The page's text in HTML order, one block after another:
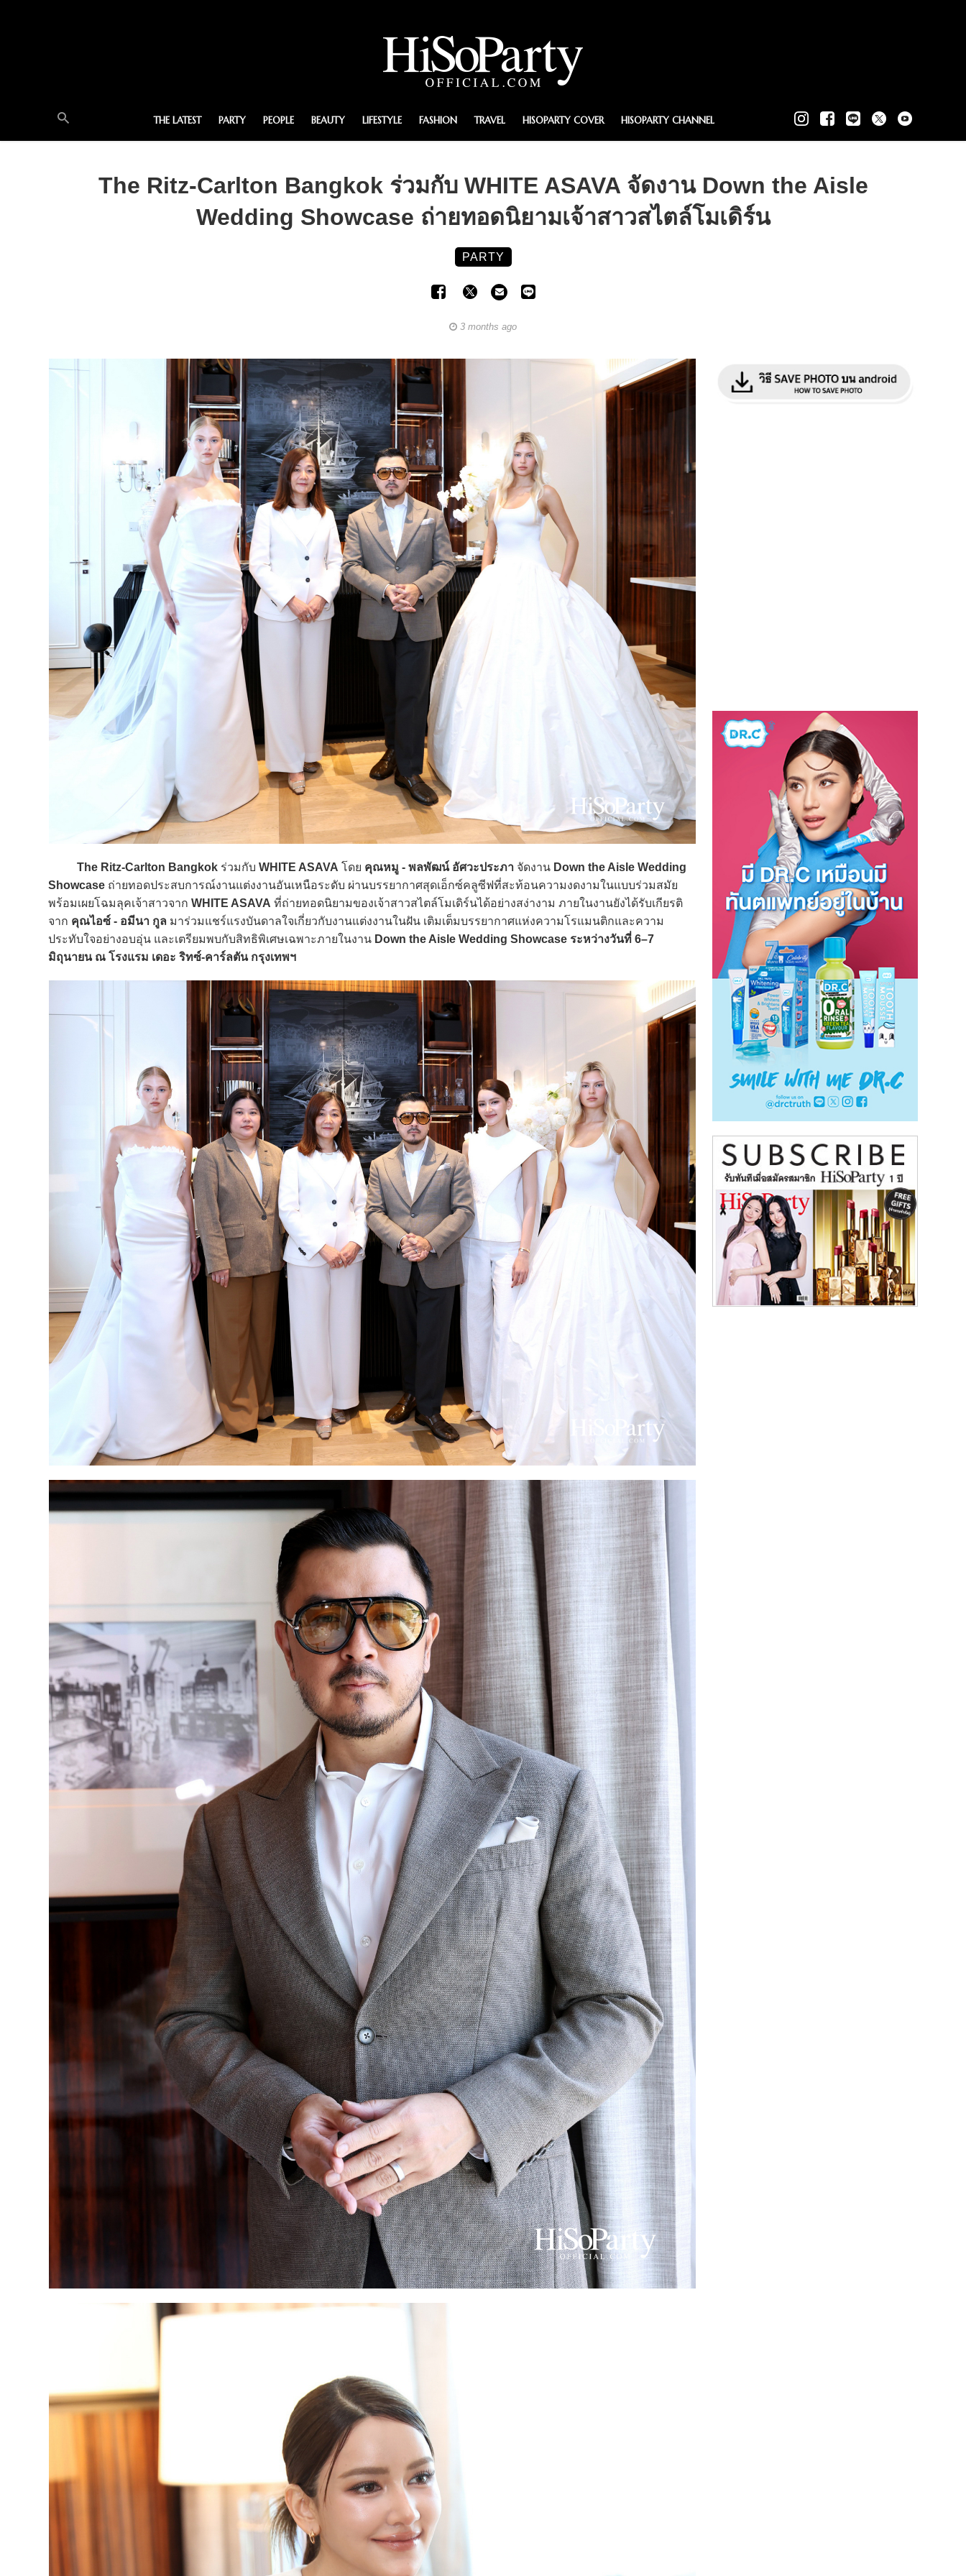
THE LATEST PARTY PEOPLE BEAUTY LIFESTYLE FASHION TRAVEL HISOPARTY COVER HISOPARTY CHANNEL
The Ritz-Carlton Bangkok ร่วมกับ WHITE ASAVA จัดงาน Down the Aisle
Wedding Showcase ถ่ายทอดนิยามเจ้าสาวสไตล์โมเดิร์น
PARTY
3 months ago
The Ritz-Carlton Bangkok ร่วมกับ WHITE ASAVA โดย คุณหมู - พลพัฒน์ อัศวะประภา จัดงาน Down the Aisle Wedding
Showcase ถ่ายทอดประสบการณ์งานแต่งงานอันเหนือระดับ ผ่านบรรยากาศสุดเอ็กซ์คลูซีฟที่สะท้อนความงดงามในแบบร่วมสมัย
พร้อมเผยโฉมลุคเจ้าสาวจาก WHITE ASAVA ที่ถ่ายทอดนิยามของเจ้าสาวสไตล์โมเดิร์นได้อย่างสง่างาม ภายในงานยังได้รับเกียรติ
จาก คุณไอซ์ - อมีนา กูล มาร่วมแชร์แรงบันดาลใจเกี่ยวกับงานแต่งงานในฝัน เติมเต็มบรรยากาศแห่งความโรแมนติกและความ
ประทับใจอย่างอบอุ่น และเตรียมพบกับสิทธิพิเศษเฉพาะภายในงาน Down the Aisle Wedding Showcase ระหว่างวันที่ 6–7
มิถุนายน ณ โรงแรม เดอะ ริทซ์-คาร์ลตัน กรุงเทพฯ